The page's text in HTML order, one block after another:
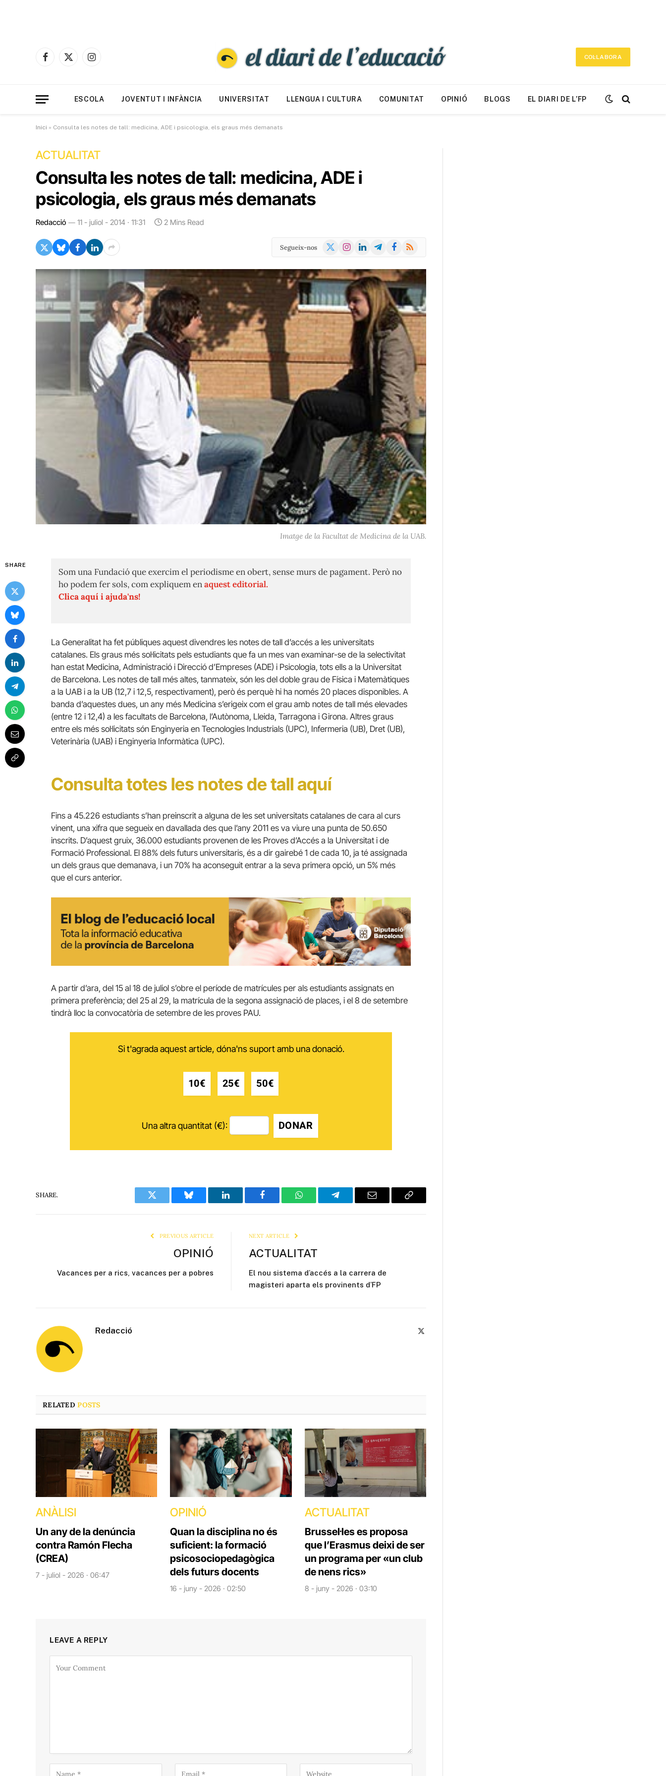
Facebook
X
Instagram
COL·LABORA
ESCOLA JOVENTUT I INFÀNCIA UNIVERSITAT LLENGUA I CULTURA COMUNITAT OPINIÓ BLOGS EL DIARI DE L’FP
Inici » Consulta les notes de tall: medicina, ADE i psicologia, els graus més demanats
ACTUALITAT
Consulta les notes de tall: medicina, ADE i
psicologia, els graus més demanats
Redacció 11 - juliol - 2014 · 11:31 2 Mins Read
Segueix-nos
X
Instagram
LinkedInTelegramFacebook
RSS
Imatge de la Facultat de Medicina de la UAB.
SHARE
Som una Fundació que exercim el periodisme en obert, sense murs de pagament. Però no
ho podem fer sols, com expliquem enaquest editorial.
Clica aquí i ajuda'ns!
La Generalitat ha fet públiques aquest divendres les notes de tall d’accés a les universitats
catalanes. Els graus més sol·licitats pels estudiants que fa un mes van examinar-se de la selectivitat
han estat Medicina, Administració i Direcció d’Empreses (ADE) i Psicologia, tots ells a la Universitat
de Barcelona. Les notes de tall més altes, tanmateix, són les del doble grau de Física i Matemàtiques
a la UAB i a la UB (12,7 i 12,5, respectivament), però és perquè hi ha només 20 places disponibles. A
banda d’aquestes dues, un any més Medicina s’erigeix com el grau amb notes de tall més elevades
(entre 12 i 12,4) a les facultats de Barcelona, l’Autònoma, Lleida, Tarragona i Girona. Altres graus
entre els més sol·licitats són Enginyeria en Tecnologies Industrials (UPC), Infermeria (UB), Dret (UB),
Veterinària (UAB) i Enginyeria Informàtica (UPC).
Consulta totes les notes de tall aquí
Fins a 45.226 estudiants s’han preinscrit a alguna de les set universitats catalanes de cara al curs
vinent, una xifra que segueix en davallada des que l’any 2011 es va viure una punta de 50.650
inscrits. D’aquest gruix, 36.000 estudiants provenen de les Proves d’Accés a la Universitat i de
Formació Professional. El 88% dels futurs universitaris, és a dir gairebé 1 de cada 10, ja té assignada
un dels graus que demanava, i un 70% ha aconseguit entrar a la seva primera opció, un 5% més
que el curs anterior.
A partir d’ara, del 15 al 18 de juliol s’obre el període de matrícules per als estudiants assignats en
primera preferència; del 25 al 29, la matrícula de la segona assignació de places, i el 8 de setembre
tindrà lloc la convocatòria de setembre de les proves PAU.
Si t'agrada aquest article, dóna'ns suport amb una donació.
10€ 25€ 50€
Una altra quantitat (€): DONAR
SHARE.
Twitter Bluesky LinkedIn Facebook WhatsAppTelegram Email
Copy
PREVIOUS ARTICLE
OPINIÓ
Vacances per a rics, vacances per a pobres
NEXT ARTICLE
ACTUALITAT
El nou sistema d’accés a la carrera de
magisteri aparta els provinents d’FP
Redacció
RELATEDPOSTS
ANÀLISI
Un any de la denúncia
contra Ramón Flecha
(CREA)
7 - juliol - 2026 · 06:47
OPINIÓ
Quan la disciplina no és
suficient: la formació
psicosociopedagògica
dels futurs docents
16 - juny - 2026 · 02:50
ACTUALITAT
Brussel·les es proposa
que l’Erasmus deixi de ser
un programa per «un club
de nens rics»
8 - juny - 2026 · 03:10
LEAVE A REPLY